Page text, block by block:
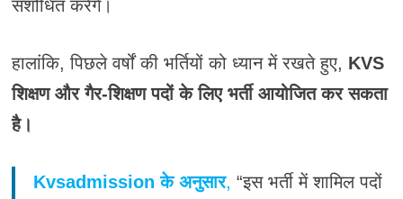
संशोधित करेंगे।
हालांकि, पिछले वर्षों की भर्तियों को ध्यान में रखते हुए, KVS
शिक्षण और गैर-शिक्षण पदों के लिए भर्ती आयोजित कर सकता
है।
Kvsadmission के अनुसार, “इस भर्ती में शामिल पदों